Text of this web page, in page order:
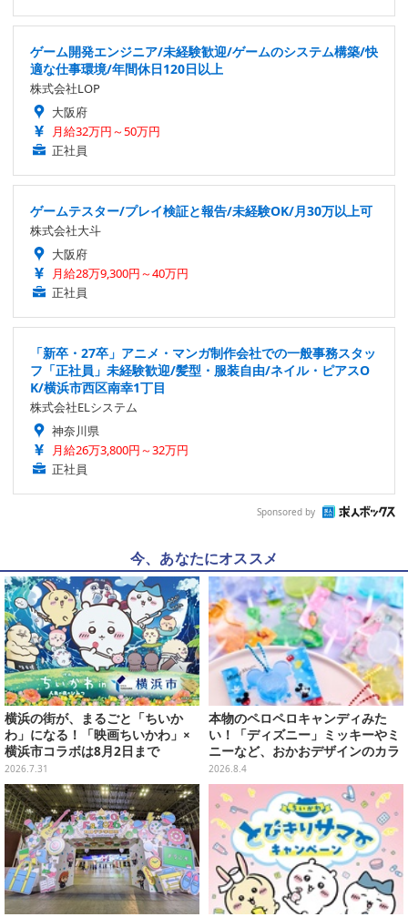
ゲーム開発エンジニア/未経験歓迎/ゲームのシステム構築/快
適な仕事環境/年間休日120日以上
株式会社LOP
大阪府
月給32万円～50万円
正社員
ゲームテスター/プレイ検証と報告/未経験OK/月30万以上可
株式会社大斗
大阪府
月給28万9,300円～40万円
正社員
「新卒・27卒」アニメ・マンガ制作会社での一般事務スタッ
フ「正社員」未経験歓迎/髪型・服装自由/ネイル・ピアスO
K/横浜市西区南幸1丁目
株式会社ELシステム
神奈川県
月給26万3,800円～32万円
正社員
Sponsored by
今、あなたにオススメ
横浜の街が、まるごと「ちいか
わ」になる！「映画ちいかわ」×
横浜市コラボは8月2日まで
2026.7.31
本物のペロペロキャンディみた
い！「ディズニー」ミッキーやミ
ニーなど、おかおデザインのカラ
フルチャーム全10種が8月31日発
売
2026.8.4